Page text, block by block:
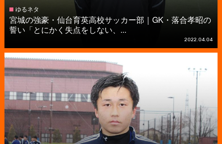
ゆるネタ
宮城の強豪・仙台育英高校サッカー部｜GK・落合孝昭の
誓い「とにかく失点をしない、...
2022.04.04